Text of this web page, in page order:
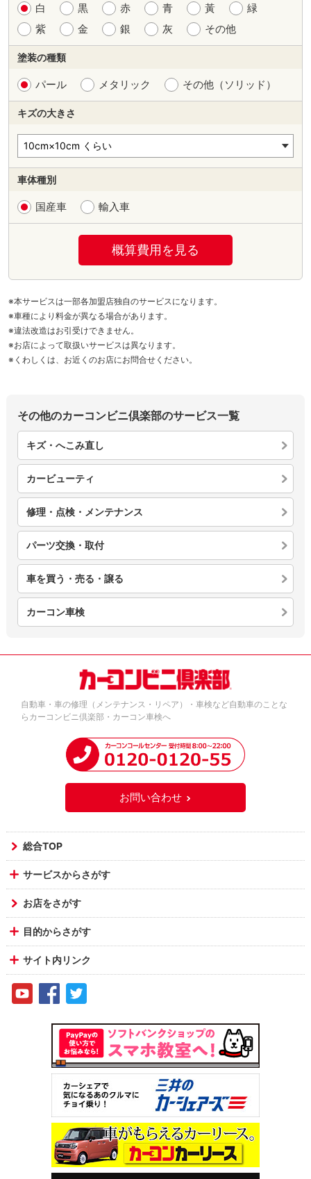
白 黒 赤 青 黃
緑
紫
金 銀 灰 その他
塗装の種類
パール メタリック その他（ソリッド）
キズの大きさ
車体種別
国産車 輸入車
概算費用を見る
※本サービスは一部各加盟店独自のサービスになります。
※車種により料金が異なる場合があります。
※違法改造はお引受けできません。
※お店によって取扱いサービスは異なります。
※くわしくは、お近くのお店にお問合せください。
その他のカーコンビニ倶楽部のサービス一覧
キズ・へこみ直し
カービューティ
修理・点検・メンテナンス
パーツ交換・取付
車を買う・売る・譲る
カーコン車検
自動車・車の修理（メンテナンス・リペア）・車検など自動車のことな
らカーコンビニ倶楽部・カーコン車検へ
お問い合わせ
総合TOP
サービスからさがす
お店をさがす
目的からさがす
サイト内リンク